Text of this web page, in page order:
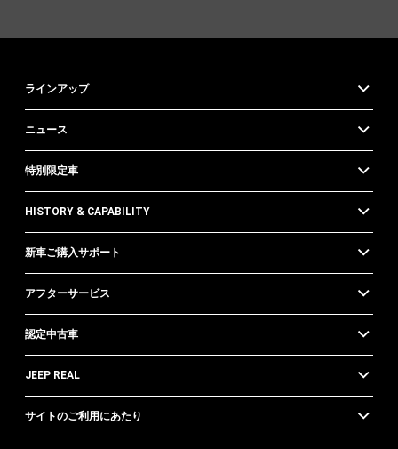
ラインアップ
ニュース
特別限定車
HISTORY & CAPABILITY
新車ご購入サポート
アフターサービス
認定中古車
JEEP REAL
サイトのご利用にあたり